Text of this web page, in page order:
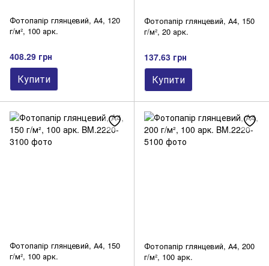
Фотопапір глянцевий, А4, 120
г/м², 100 арк.
408.29 грн
Купити
Фотопапір глянцевий, А4, 150
г/м², 20 арк.
137.63 грн
Купити
Фотопапір глянцевий, А4, 150
г/м², 100 арк.
Фотопапір глянцевий, А4, 200
г/м², 100 арк.